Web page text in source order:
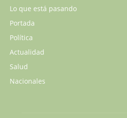
Lo que está pasando
Portada
Política
Actualidad
Salud
Nacionales